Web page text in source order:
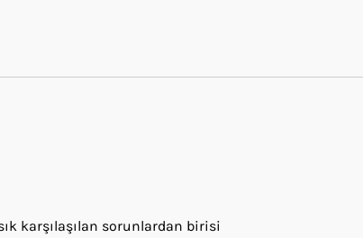
karşılaşılan sorunlardan birisi